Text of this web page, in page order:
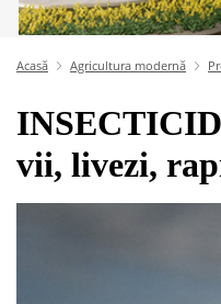
Acasă Agricultura modernă
vii, livezi,